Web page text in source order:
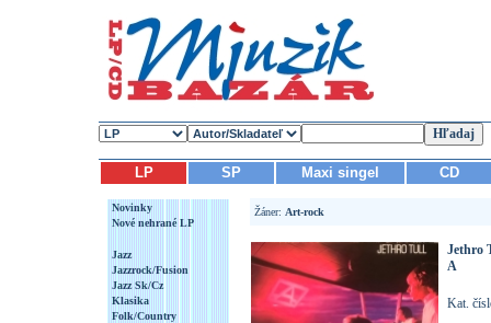
LP SP Maxi singel CD
Novinky
Nové nehrané LP
Jazz
Jazzrock/Fusion
Jazz Sk/Cz
Klasika
Folk/Country
Žáner: Art-rock
Jethro
A
Kat.